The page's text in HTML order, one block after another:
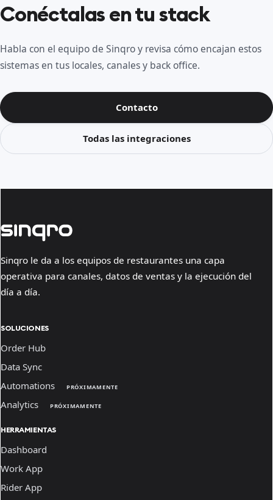
Conéctalas en tu stack
Habla con el equipo de Sinqro y revisa cómo encajan estos
sistemas en tus locales, canales y back office.
Contacto
Todas las integraciones
Sinqro le da a los equipos de restaurantes una capa
operativa para canales, datos de ventas y la ejecución del
día a día.
SOLUCIONES
Order Hub
Data Sync
Automations
PRÓXIMAMENTE
Analytics PRÓXIMAMENTE
HERRAMIENTAS
Dashboard
Work App
Rider App